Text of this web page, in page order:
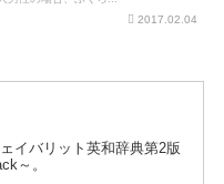
2017.02.04
イバリット英和辞典第2版
～。